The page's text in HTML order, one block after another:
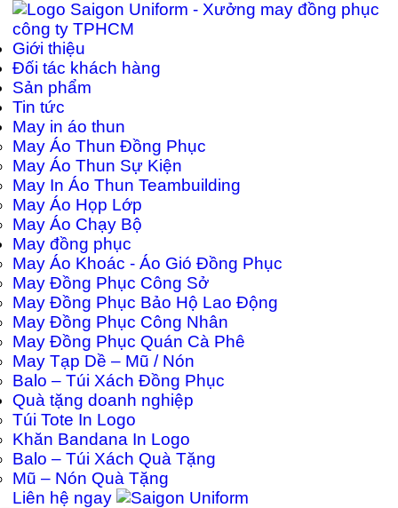
Giới thiệu
Đối tác khách hàng
Sản phẩm
Tin tức
May in áo thun
May Áo Thun Đồng Phục
May Áo Thun Sự Kiện
May In Áo Thun Teambuilding
May Áo Họp Lớp
May Áo Chạy Bộ
May đồng phục
May Áo Khoác - Áo Gió Đồng Phục
May Đồng Phục Công Sở
May Đồng Phục Bảo Hộ Lao Động
May Đồng Phục Công Nhân
May Đồng Phục Quán Cà Phê
May Tạp Dề – Mũ / Nón
Balo – Túi Xách Đồng Phục
Quà tặng doanh nghiệp
Túi Tote In Logo
Khăn Bandana In Logo
Balo – Túi Xách Quà Tặng
Mũ – Nón Quà Tặng
Liên hệ ngay